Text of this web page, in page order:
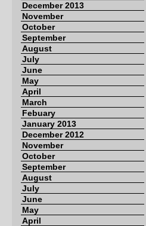
December 2013
November
October
September
August
July
June
May
April
March
Febuary
January 2013
December 2012
November
October
September
August
July
June
May
April